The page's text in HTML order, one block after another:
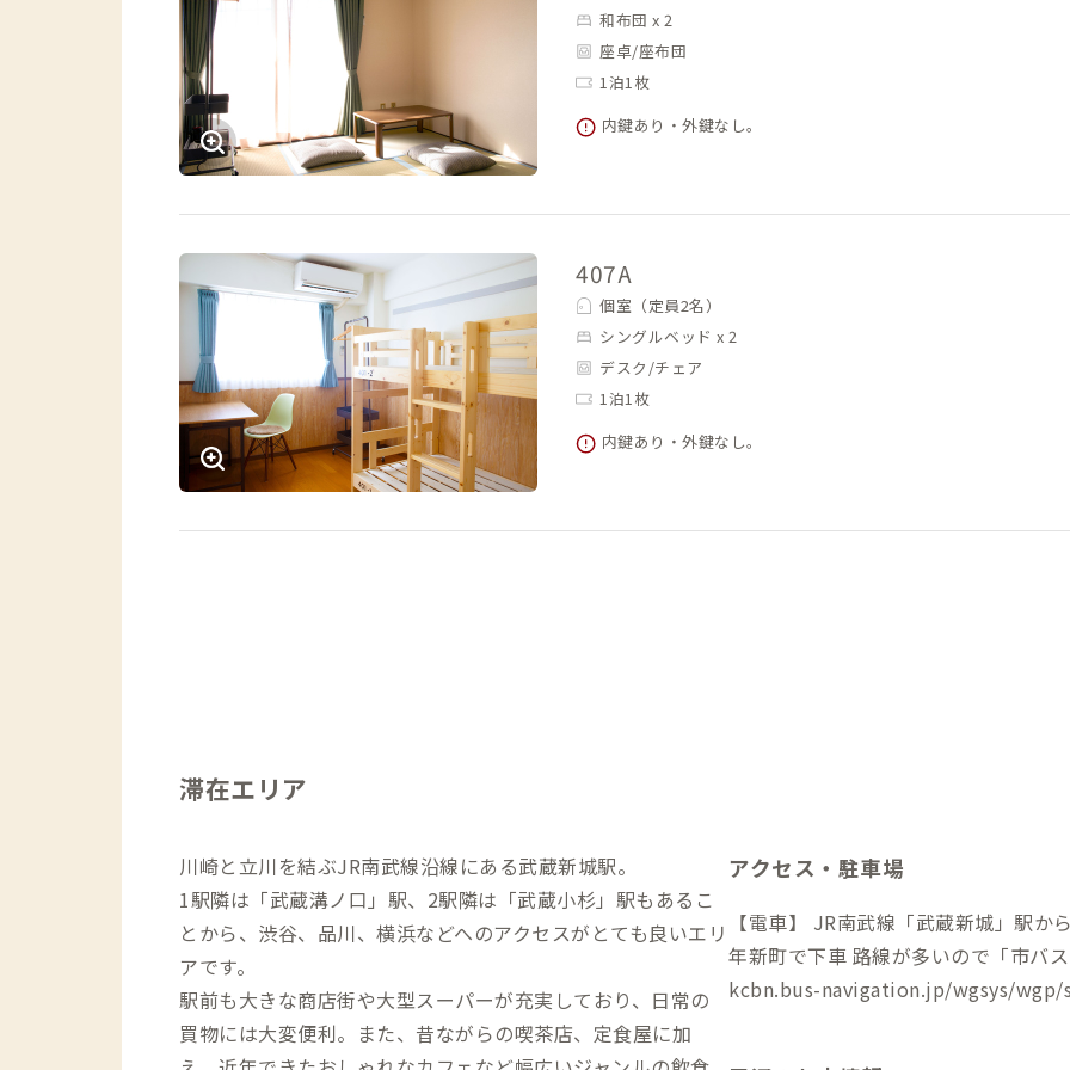
和布団 x 2
座卓/座布団
1泊1枚
内鍵あり・外鍵なし。
407A
個室（定員2名）
シングルベッド x 2
デスク/チェア
1泊1枚
内鍵あり・外鍵なし。
滞在エリア
川崎と立川を結ぶJR南武線沿線にある武蔵新城駅。
1駅隣は「武蔵溝ノ口」駅、2駅隣は「武蔵小杉」駅もあるこ
とから、渋谷、品川、横浜などへのアクセスがとても良いエリ
アです。
駅前も大きな商店街や大型スーパーが充実しており、日常の
買物には大変便利。また、昔ながらの喫茶店、定食屋に加
アクセス・駐車場
【電車】 JR南武線「武蔵新城」駅から徒歩8分 【バス】 新
年新町で下車 路線が多いので「市バ
kcbn.bus-navigation.jp/wgsys/wgp/